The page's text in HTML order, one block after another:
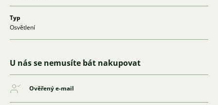
Typ
Osvětlení
U nás se nemusíte bát nakupovat
Ověřený e-mail